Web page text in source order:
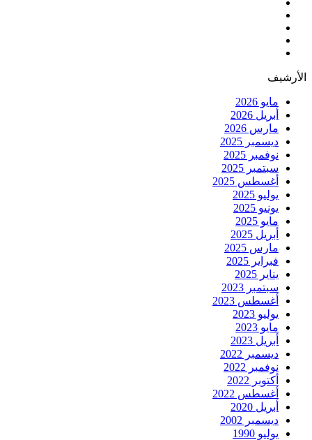
الأرشيف
مايو 2026
أبريل 2026
مارس 2026
ديسمبر 2025
نوفمبر 2025
سبتمبر 2025
أغسطس 2025
يوليو 2025
يونيو 2025
مايو 2025
أبريل 2025
مارس 2025
فبراير 2025
يناير 2025
سبتمبر 2023
أغسطس 2023
يوليو 2023
مايو 2023
أبريل 2023
ديسمبر 2022
نوفمبر 2022
أكتوبر 2022
أغسطس 2022
أبريل 2020
ديسمبر 2002
يوليو 1990